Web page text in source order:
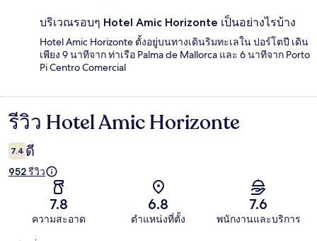
บริเวณรอบๆ Hotel Amic Horizonte เป็นอย่างไรบ้าง
Hotel Amic Horizonte ตั้งอยู่บนทางเดินริมทะเลใน ปอร์โตปี เดิน
เพียง 9 นาทีจาก ท่าเรือ Palma de Mallorca และ 6 นาทีจาก Porto
Pi Centro Comercial
รีวิว
รีวิว Hotel Amic Horizonte
7.4 ดี
952 รีวิว
7.8
ความสะอาด
6.8
ตำแหน่งที่ตั้ง
7.6
พนักงานและบริการ